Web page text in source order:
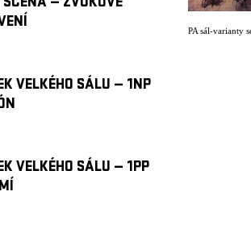
VELKÉHO SÁLU — 1NP
VELKÉHO SÁLU — 1PP
PA sál-varianty